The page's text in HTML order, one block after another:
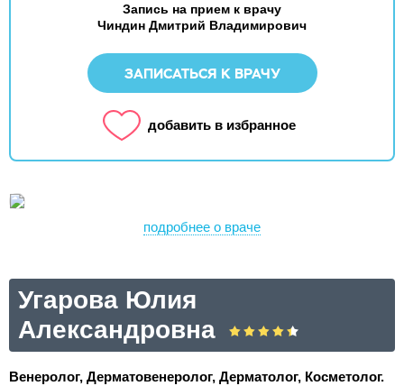
Запись на прием к врачу
Чиндин Дмитрий Владимирович
ЗАПИСАТЬСЯ К ВРАЧУ
добавить в избранное
подробнее о враче
Угарова Юлия
Александровна
Венеролог, Дерматовенеролог, Дерматолог, Косметолог.